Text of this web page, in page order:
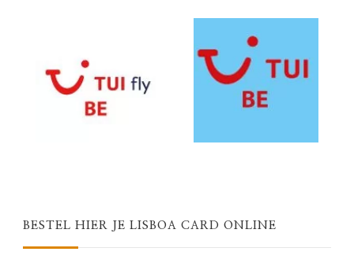
BESTEL HIER JE LISBOA CARD ONLINE